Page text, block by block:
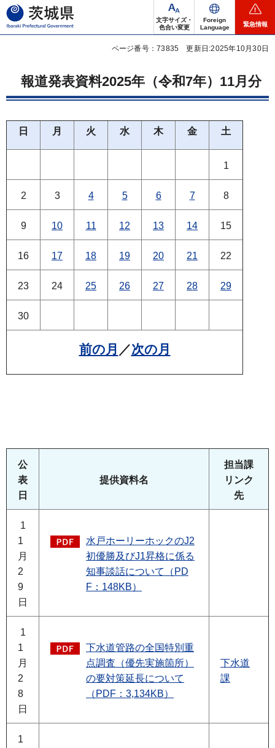
茨城県
文字サイズ・
色合い変更
Foreign
Language
緊急情報
ページ番号：73835 更新日:2025年10月30日
報道発表資料2025年（令和7年）11月分
日 月 火 水 木 金 土
1
2 3 4 5 6 7 8
9 10 11 12 13 14 15
16 17 18 19 20 21 22
23 24 25 26 27 28 29
30
前の月 ／次の月
公
表
日
提供資料名
担当課
リンク
先
1
1
月
2
9
日
水戸ホーリーホックのJ2
初優勝及びJ1昇格に係る
知事談話について（PD
F：148KB）
1
1
月
2
8
日
下水道管路の全国特別重
点調査（優先実施箇所）
の要対策延長について
（PDF：3,134KB）
下水道
課
1